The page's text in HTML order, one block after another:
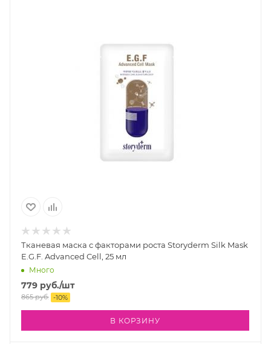
Тканевая маска с факторами роста Storyderm Silk Mask
E.G.F. Advanced Cell, 25 мл
Много
779 руб./шт
865руб. -10%
В КОРЗИНУ